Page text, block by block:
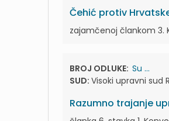
Čehić protiv
zajamčenoj člankom 3.
BROJ ODLUKE: Su ...
SUD: Visoki upravni sud
Razumno trajanje